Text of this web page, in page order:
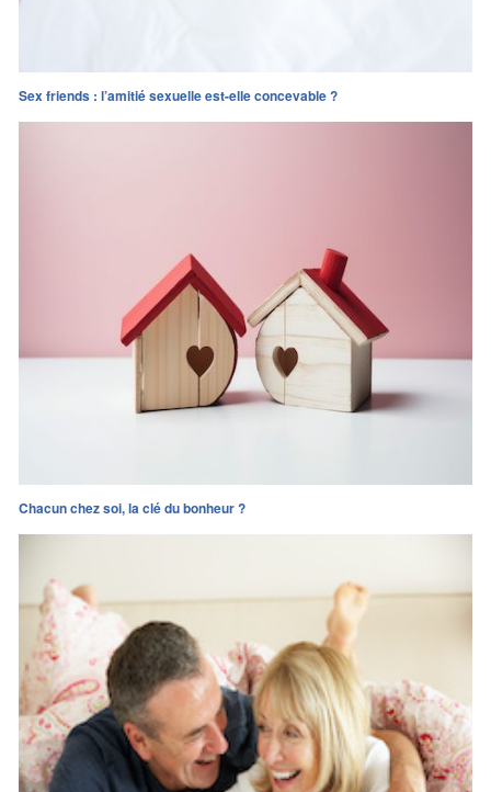
Sex friends : l’amitié sexuelle est-elle concevable ?
Chacun chez soi, la clé du bonheur ?